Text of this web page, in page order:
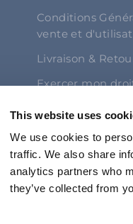
This website uses
We use cookies to
traffic. We also share
analytics partners who
they’ve collected from
Conditions
vente et
Livraison &
Exercer mon